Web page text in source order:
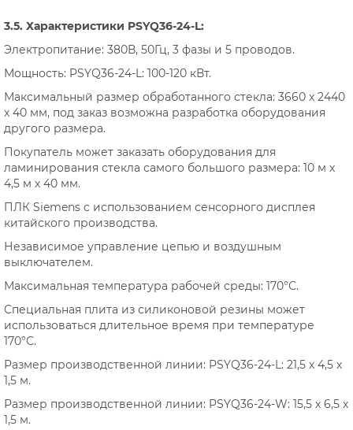
3.5. Характеристики PSYQ36-24-L:
Электропитание: 380В, 50Гц, 3 фазы и 5 проводов.
Мощность: PSYQ36-24-L: 100-120 кВт.
Максимальный размер обработанного стекла: 3660 x 2440
x 40 мм, под заказ возможна разработка оборудования
другого размера.
Покупатель может заказать оборудования для
ламинирования стекла самого большого размера: 10 м х
4,5 м х 40 мм.
ПЛК Siemens с использованием сенсорного дисплея
китайского производства.
Независимое управление цепью и воздушным
выключателем.
Максимальная температура рабочей среды: 170°С.
Специальная плита из силиконовой резины может
использоваться длительное время при температуре
170°С.
Размер производственной линии: PSYQ36-24-L: 21,5 х 4,5 х
1,5 м.
Размер производственной линии: PSYQ36-24-W: 15,5 х 6,5 х
1,5 м.